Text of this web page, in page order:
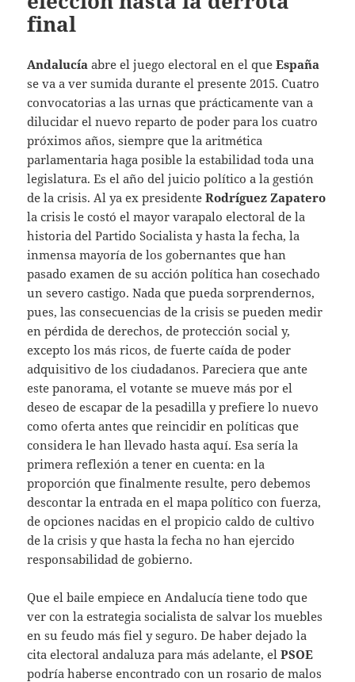
final
Andalucía abre el juego electoral en el queEspaña
se va a ver sumida durante el presente 2015. Cuatro
convocatorias a las urnas que prácticamente van a
dilucidar el nuevo reparto de poder para los cuatro
próximos años, siempre que la aritmética
parlamentaria haga posible la estabilidad toda una
legislatura. Es el año del juicio político a la gestión
de la crisis. Al ya ex presidenteRodríguez Zapatero
la crisis le costó el mayor varapalo electoral de la
historia del Partido Socialista y hasta la fecha, la
inmensa mayoría de los gobernantes que han
pasado examen de su acción política han cosechado
un severo castigo. Nada que pueda sorprendernos,
pues, las consecuencias de la crisis se pueden medir
en pérdida de derechos, de protección social y,
excepto los más ricos, de fuerte caída de poder
adquisitivo de los ciudadanos. Pareciera que ante
este panorama, el votante se mueve más por el
deseo de escapar de la pesadilla y prefiere lo nuevo
como oferta antes que reincidir en políticas que
considera le han llevado hasta aquí. Esa sería la
primera reflexión a tener en cuenta: en la
proporción que finalmente resulte, pero debemos
descontar la entrada en el mapa político con fuerza,
de opciones nacidas en el propicio caldo de cultivo
de la crisis y que hasta la fecha no han ejercido
responsabilidad de gobierno.
Que el baile empiece en Andalucía tiene todo que
ver con la estrategia socialista de salvar los muebles
en su feudo más fiel y seguro. De haber dejado la
cita electoral andaluza para más adelante, elPSOE
podría haberse encontrado con un rosario de malos